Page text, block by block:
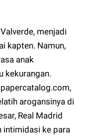
menjadi
kapten. Namun,
anak
kekurangan.
arogansinya di
Real Madrid
intimidasi ke para